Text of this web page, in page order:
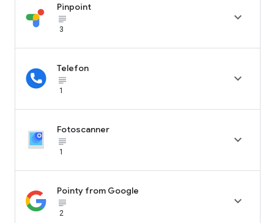
Pinpoint
subject_black
3

Telefon
subject_black
1

Fotoscanner
subject_black
1

Pointy from Google
subject_black
2
